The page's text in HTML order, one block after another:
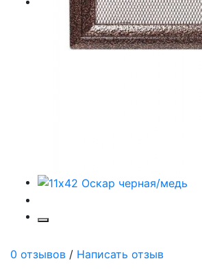
0 отзывов / Написать отзыв